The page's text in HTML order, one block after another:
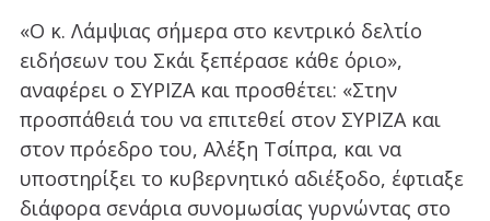
«Ο κ. Λάμψιας σήμερα στο κεντρικό δελτίο
ειδήσεων του Σκάι ξεπέρασε κάθε όριο»,
αναφέρει ο ΣΥΡΙΖΑ και προσθέτει: «Στην
προσπάθειά του να επιτεθεί στον ΣΥΡΙΖΑ και
στον πρόεδρο του, Αλέξη Τσίπρα, και να
υποστηρίξει το κυβερνητικό αδιέξοδο, έφτιαξε
διάφορα σενάρια συνομωσίας γυρνώντας στο